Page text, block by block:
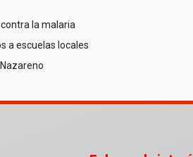
la malaria
a escuelas locales